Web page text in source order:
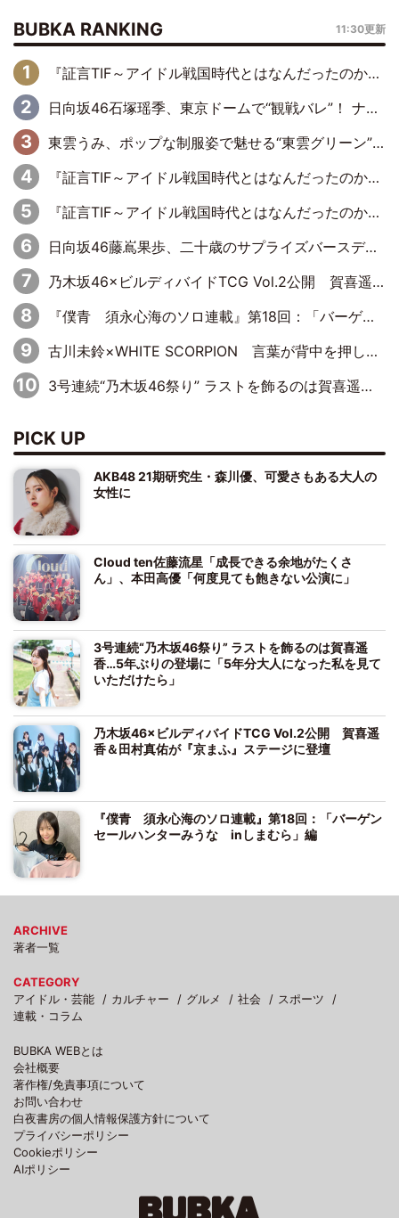
BUBKA RANKING 11:30更新
『証言TIF～アイドル戦国時代とはなんだったのか～』第6回：でんぱ組.inc・古川未鈴×相沢梨紗「『ハロプロやりたかったな』って言ったら、夢眠ねむさんに『てめえはでんぱ組．incなんだよ！』って肩パンされて(笑)」
日向坂46石塚瑶季、東京ドームで“観戦バレ”！ ナイツ・塙も認めた「巨人に詳しすぎるアイドル」は元VENUSスクール生で杉内コーチ推し⁉
東雲うみ、ポップな制服姿で魅せる“東雲グリーン”の正体
『証言TIF～アイドル戦国時代とはなんだったのか～』第8回：Negicco・Nao☆×Megu×Kaede「東京からオファーが来たのと、梨の皮剥きとどっちが大事なんだって」
『証言TIF～アイドル戦国時代とはなんだったのか～』第10回：さくら学院・武藤彩未×飯田らうら「正直、中3で辞めるというのを信じてなくて。そう言われてはいたけど、嘘でしょって」
日向坂46藤嶌果歩、二十歳のサプライズバースデーに大喜び「頼られる先輩になれるように努力していきたい」
乃木坂46×ビルディバイドTCG Vol.2公開 賀喜遥香＆田村真佑が『京まふ』ステージに登壇
『僕青 須永心海のソロ連載』第18回：「バーゲンセールハンターみうな inしまむら」編
古川未鈴×WHITE SCORPION 言葉が背中を押した“それぞれの決意”
3号連続“乃木坂46祭り” ラストを飾るのは賀喜遥香…5年ぶりの登場に「5年分大人になった私を見ていただけたら」
PICK UP
AKB48 21期研究生・森川優、可愛さもある大人の
女性に
Cloud ten佐藤流星「成長できる余地がたくさ
ん」、本田高優「何度見ても飽きない公演に」
3号連続“乃木坂46祭り” ラストを飾るのは賀喜遥
香…5年ぶりの登場に「5年分大人になった私を見て
いただけたら」
乃木坂46×ビルディバイドTCG Vol.2公開 賀喜遥
香＆田村真佑が『京まふ』ステージに登壇
『僕青 須永心海のソロ連載』第18回：「バーゲン
セールハンターみうな inしまむら」編
ARCHIVE
著者一覧
CATEGORY
アイドル・芸能
カルチャー グルメ 社会
スポーツ
連載・コラム
BUBKA WEBとは
会社概要
著作権/免責事項について
お問い合わせ
白夜書房の個人情報保護方針について
プライバシーポリシー
Cookieポリシー
AIポリシー